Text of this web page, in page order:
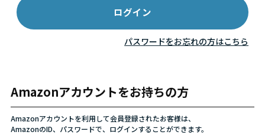
パスワードをお忘れの方はこちら
Amazonアカウントをお持ちの方
Amazonアカウントを利用して会員登録されたお客様は、
AmazonのID、パスワードで、ログインすることができます。